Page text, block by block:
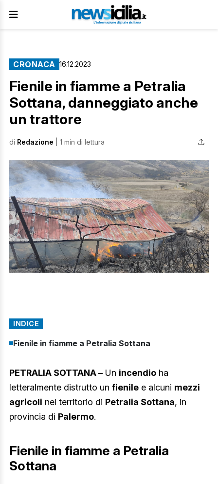
CRONACA 16.12.2023
Fienile in fiamme a Petralia
Sottana, danneggiato anche
un trattore
di Redazione | 1 min di lettura
INDICE
Fienile in fiamme a Petralia Sottana
PETRALIA SOTTANA – Un incendio ha
letteralmente distrutto un fienile e alcuni mezzi
agricoli nel territorio di Petralia Sottana, in
provincia di Palermo.
Fienile in fiamme a Petralia
Sottana